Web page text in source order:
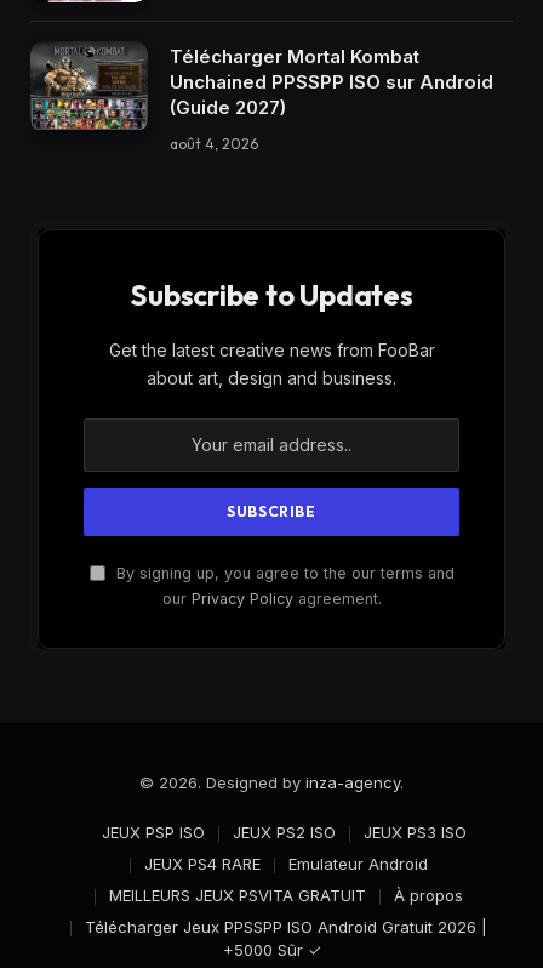
Télécharger Mortal Kombat
Unchained PPSSPP ISO sur Android
(Guide 2027)
août 4, 2026
Subscribe to Updates
Get the latest creative news from FooBar
about art, design and business.
By signing up, you agree to the our terms and
our Privacy Policyagreement.
© 2026. Designed by inza-agency.
JEUX PSP ISO JEUX PS2 ISO
JEUX PS3 ISO
JEUX PS4 RARE
Emulateur Android
MEILLEURS JEUX PSVITA GRATUIT
À propos
Télécharger Jeux PPSSPP ISO Android Gratuit 2026 |
+5000 Sûr ✓